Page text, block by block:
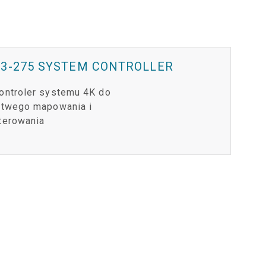
275 SYSTEM CONTROLLER
systemu 4K do
mapowania i